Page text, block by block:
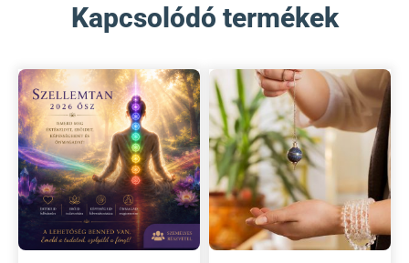
Kapcsolódó termékek